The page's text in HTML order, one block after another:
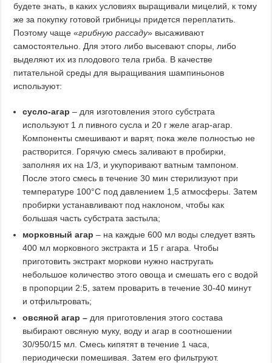
будете знать, в каких условиях выращивали мицелий, к тому
же за покупку готовой грибницы придется переплатить.
Поэтому чаще «грибную рассаду» высаживают
самостоятельно. Для этого либо высевают споры, либо
выделяют их из плодового тела гриба. В качестве
питательной среды для выращивания шампиньонов
используют:
сусло-агар – для изготовления этого субстрата
используют 1 л пивного сусла и 20 г желе агар-агар.
Компоненты смешивают и варят, пока желе полностью не
растворится. Горячую смесь заливают в пробирки,
заполняя их на 1/3, и укупоривают ватным тампоном.
После этого смесь в течение 30 мин стерилизуют при
температуре 100°C под давлением 1,5 атмосферы. Затем
пробирки устанавливают под наклоном, чтобы как
большая часть субстрата застыла;
морковный агар – на каждые 600 мл воды следует взять
400 мл морковного экстракта и 15 г агара. Чтобы
приготовить экстракт моркови нужно настругать
небольшое количество этого овоща и смешать его с водой
в пропорции 2:5, затем проварить в течение 30-40 минут
и отфильтровать;
овсяной агар – для приготовления этого состава
выбирают овсяную муку, воду и агар в соотношении
30/950/15 мл. Смесь кипятят в течение 1 часа,
периодически помешивая. Затем его фильтруют.